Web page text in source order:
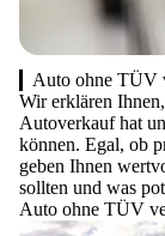
Auto ohne TÜV
Wir erklären
Autoverkauf hat
können. Egal, ob
geben Ihnen
sollten und was
Auto ohne TÜV